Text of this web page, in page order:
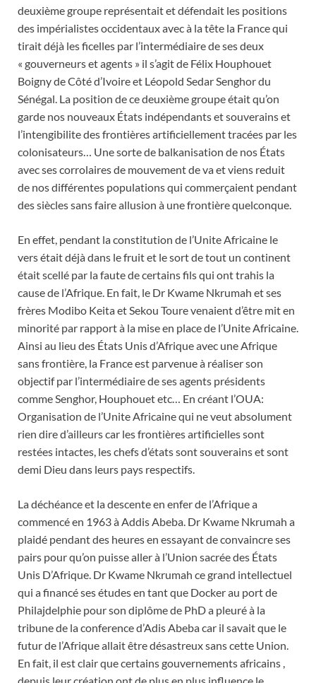
deuxième groupe représentait et défendait les positions
des impérialistes occidentaux avec à la tête la France qui
tirait déjà les ficelles par l’intermédiaire de ses deux
« gouverneurs et agents » il s’agit de Félix Houphouet
Boigny de Côté d’Ivoire et Léopold Sedar Senghor du
Sénégal. La position de ce deuxième groupe était qu’on
garde nos nouveaux États indépendants et souverains et
l’intengibilite des frontières artificiellement tracées par les
colonisateurs… Une sorte de balkanisation de nos États
avec ses corrolaires de mouvement de va et viens reduit
de nos différentes populations qui commerçaient pendant
des siècles sans faire allusion à une frontière quelconque.
En effet, pendant la constitution de l’Unite Africaine le
vers était déjà dans le fruit et le sort de tout un continent
était scellé par la faute de certains fils qui ont trahis la
cause de l’Afrique. En fait, le Dr Kwame Nkrumah et ses
frères Modibo Keita et Sekou Toure venaient d’être mit en
minorité par rapport à la mise en place de l’Unite Africaine.
Ainsi au lieu des États Unis d’Afrique avec une Afrique
sans frontière, la France est parvenue à réaliser son
objectif par l’intermédiaire de ses agents présidents
comme Senghor, Houphouet etc… En créant l’OUA:
Organisation de l’Unite Africaine qui ne veut absolument
rien dire d’ailleurs car les frontières artificielles sont
restées intactes, les chefs d’états sont souverains et sont
demi Dieu dans leurs pays respectifs.
La déchéance et la descente en enfer de l’Afrique a
commencé en 1963 à Addis Abeba. Dr Kwame Nkrumah a
plaidé pendant des heures en essayant de convaincre ses
pairs pour qu’on puisse aller à l’Union sacrée des États
Unis D’Afrique. Dr Kwame Nkrumah ce grand intellectuel
qui a financé ses études en tant que Docker au port de
Philajdelphie pour son diplôme de PhD a pleuré à la
tribune de la conference d’Adis Abeba car il savait que le
futur de l’Afrique allait être désastreux sans cette Union.
En fait, il est clair que certains gouvernements africains ,